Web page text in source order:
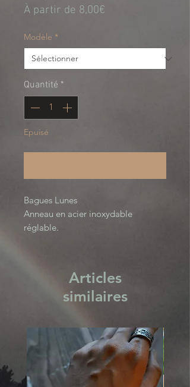
À partir de 8,00€
Modèle *
Quantité *
Epuisé
Bagues Lunes
Anneau en acier inoxydable
réglable.
Mécanique, tous droits réservés.
Articles
similaires